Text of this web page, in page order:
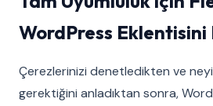
WordPress Eklentisini
Çerezlerinizi denetledikten ve
gerektiğini anladıktan sonra,